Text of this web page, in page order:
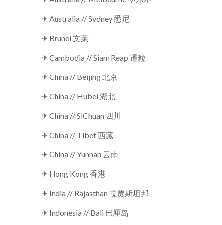
✈ Australia // Sydney 悉尼
✈ Brunei 文莱
✈ Cambodia // Siam Reap 暹粒
✈ China // Beijing 北京
✈ China // Hubei 湖北
✈ China // SiChuan 四川
✈ China // Tibet 西藏
✈ China // Yunnan 云南
✈ Hong Kong 香港
✈ India // Rajasthan 拉贾斯坦邦
✈ Indonesia // Bali 巴厘岛